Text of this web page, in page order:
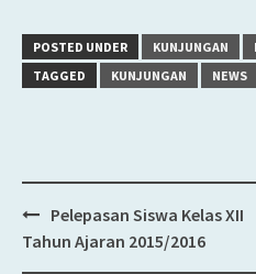
POSTED UNDER KUNJUNGAN
TAGGED
KUNJUNGAN NEWS
Post
navigation
Pelepasan Siswa Kelas XII
Tahun Ajaran 2015/2016